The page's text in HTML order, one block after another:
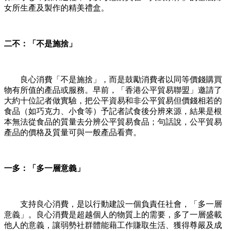
女所生產及製作的精美禮盒。
二不：「不是施捨」
良心消費「不是施捨」，而是鼓勵消費者以同等價錢購買
物有所值的產品或服務。早前，「香港公平貿易聯盟」邀請了
大約十位記者做實驗，把公平資易和非公平貿易但價錢相若的
食品（如巧克力、小食等）予記者試食後分辨來源，結果是根
本無法從食品的質量去分辨公平貿易食品；句話說，公平貿易
產品的價格及質量可與一般產品看齊。
一多：「多一層意義」
支持良心消費，是以行動建設一個負責任社會，「多一層
意義」。良心消費是超越個人的物質上的需要，多了一層盛載
他人的意義，讓弱勢社群體能藉工作賺取生活、獲得尊嚴及成